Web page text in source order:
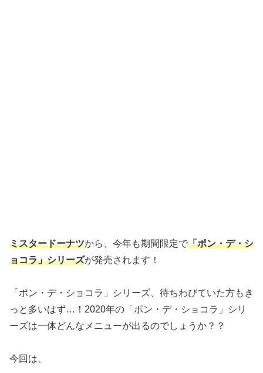
ミスタードーナツから、今年も期間限定で「ポン・デ・シ
ョコラ」シリーズが発売されます！
「ポン・デ・ショコラ」シリーズ、待ちわびていた方もき
っと多いはず…！2020年の「ポン・デ・ショコラ」シリ
ーズは一体どんなメニューが出るのでしょうか？？
今回は、